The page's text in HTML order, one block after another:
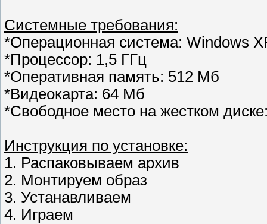
Системные требования:
*Операционная система: Windows
*Процессор: 1,5 ГГц
*Оперативная память: 512 Мб
*Видеокарта: 64 Мб
*Свободное место на жестком
Инструкция по установке:
1. Распаковываем архив
2. Монтируем образ
3. Устанавливаем
4. Играем